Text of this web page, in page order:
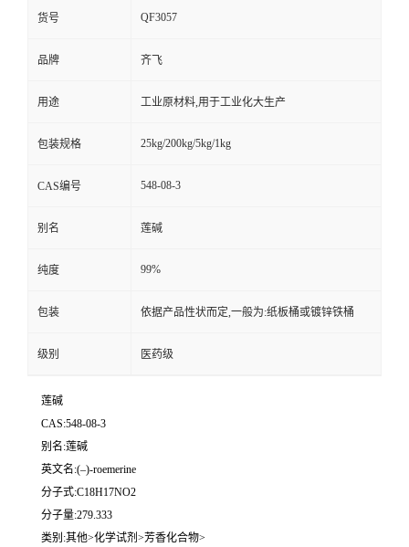
货号 QF3057
品牌 齐飞
用途 工业原材料,用于工业化大生产
包装规格 25kg/200kg/5kg/1kg
CAS编号 548-08-3
别名 莲碱
纯度 99%
包装 依据产品性状而定,一般为:纸板桶或镀锌铁桶
级别 医药级
莲碱
CAS:548-08-3
别名:莲碱
英文名:(–)-roemerine
分子式:C18H17NO2
分子量:279.333
类别:其他>化学试剂>芳香化合物>